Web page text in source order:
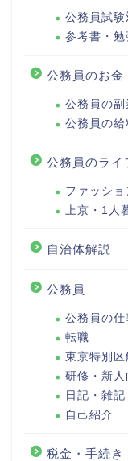
公務員試験
参考書・勉
公務員のお金
公務員の副
公務員の給
公務員のライ
ファッショ
上京・1人
自治体解説
公務員
公務員の仕
転職
東京特別区
研修・新人
日記・雑記
自己紹介
税金・手続き